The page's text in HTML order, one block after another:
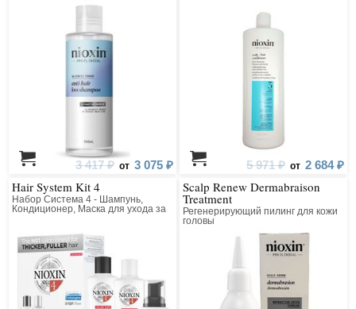
3 417 ₽ от 3 075 ₽ 5 971 ₽ от 2 684 ₽
Hair System Kit 4
Набор Система 4 - Шампунь,
Кондиционер, Маска для ухода за
(окрашенными); (заметно
редеющими)
Scalp Renew Dermabraison
Treatment
Регенерирующий пилинг для кожи
головы